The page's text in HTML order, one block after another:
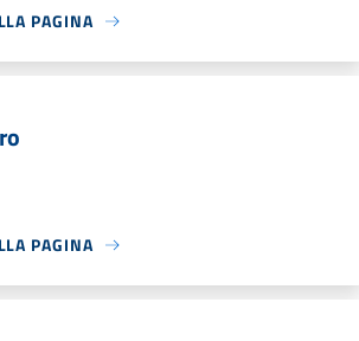
PAGINA
PAGINA